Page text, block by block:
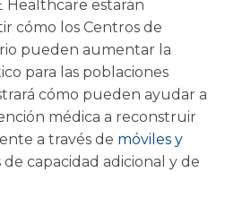
Healthcare estarán
cómo los Centros de
pueden aumentar la
para las poblaciones
cómo pueden ayudar a
médica a reconstruir
a través de móviles y
capacidad adicional y de